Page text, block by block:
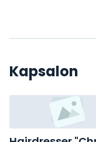
Kapsalon